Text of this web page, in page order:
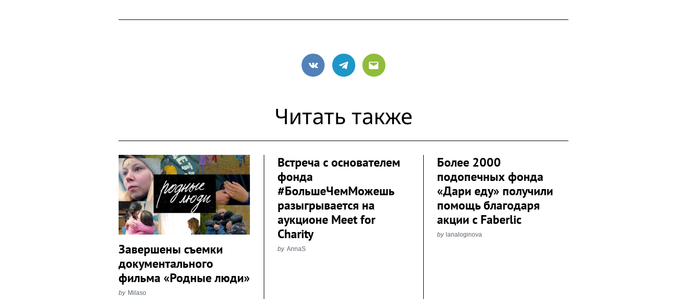
VK Telegram
Email
Читать также
Завершены съемки
документального
фильма «Родные люди»
by Milaso
Встреча с основателем
фонда
#БольшеЧемМожешь
разыгрывается на
аукционе Meet for
Charity
by AnnaS
Более 2000
подопечных фонда
«Дари еду» получили
помощь благодаря
акции с Faberlic
by lanaloginova